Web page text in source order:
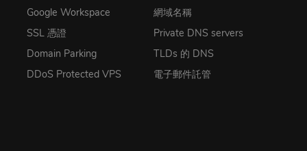
Google Workspace
SSL 憑證
Domain Parking
DDoS Protected VPS
網域名稱
Private DNS servers
TLDs 的 DNS
電子郵件託管